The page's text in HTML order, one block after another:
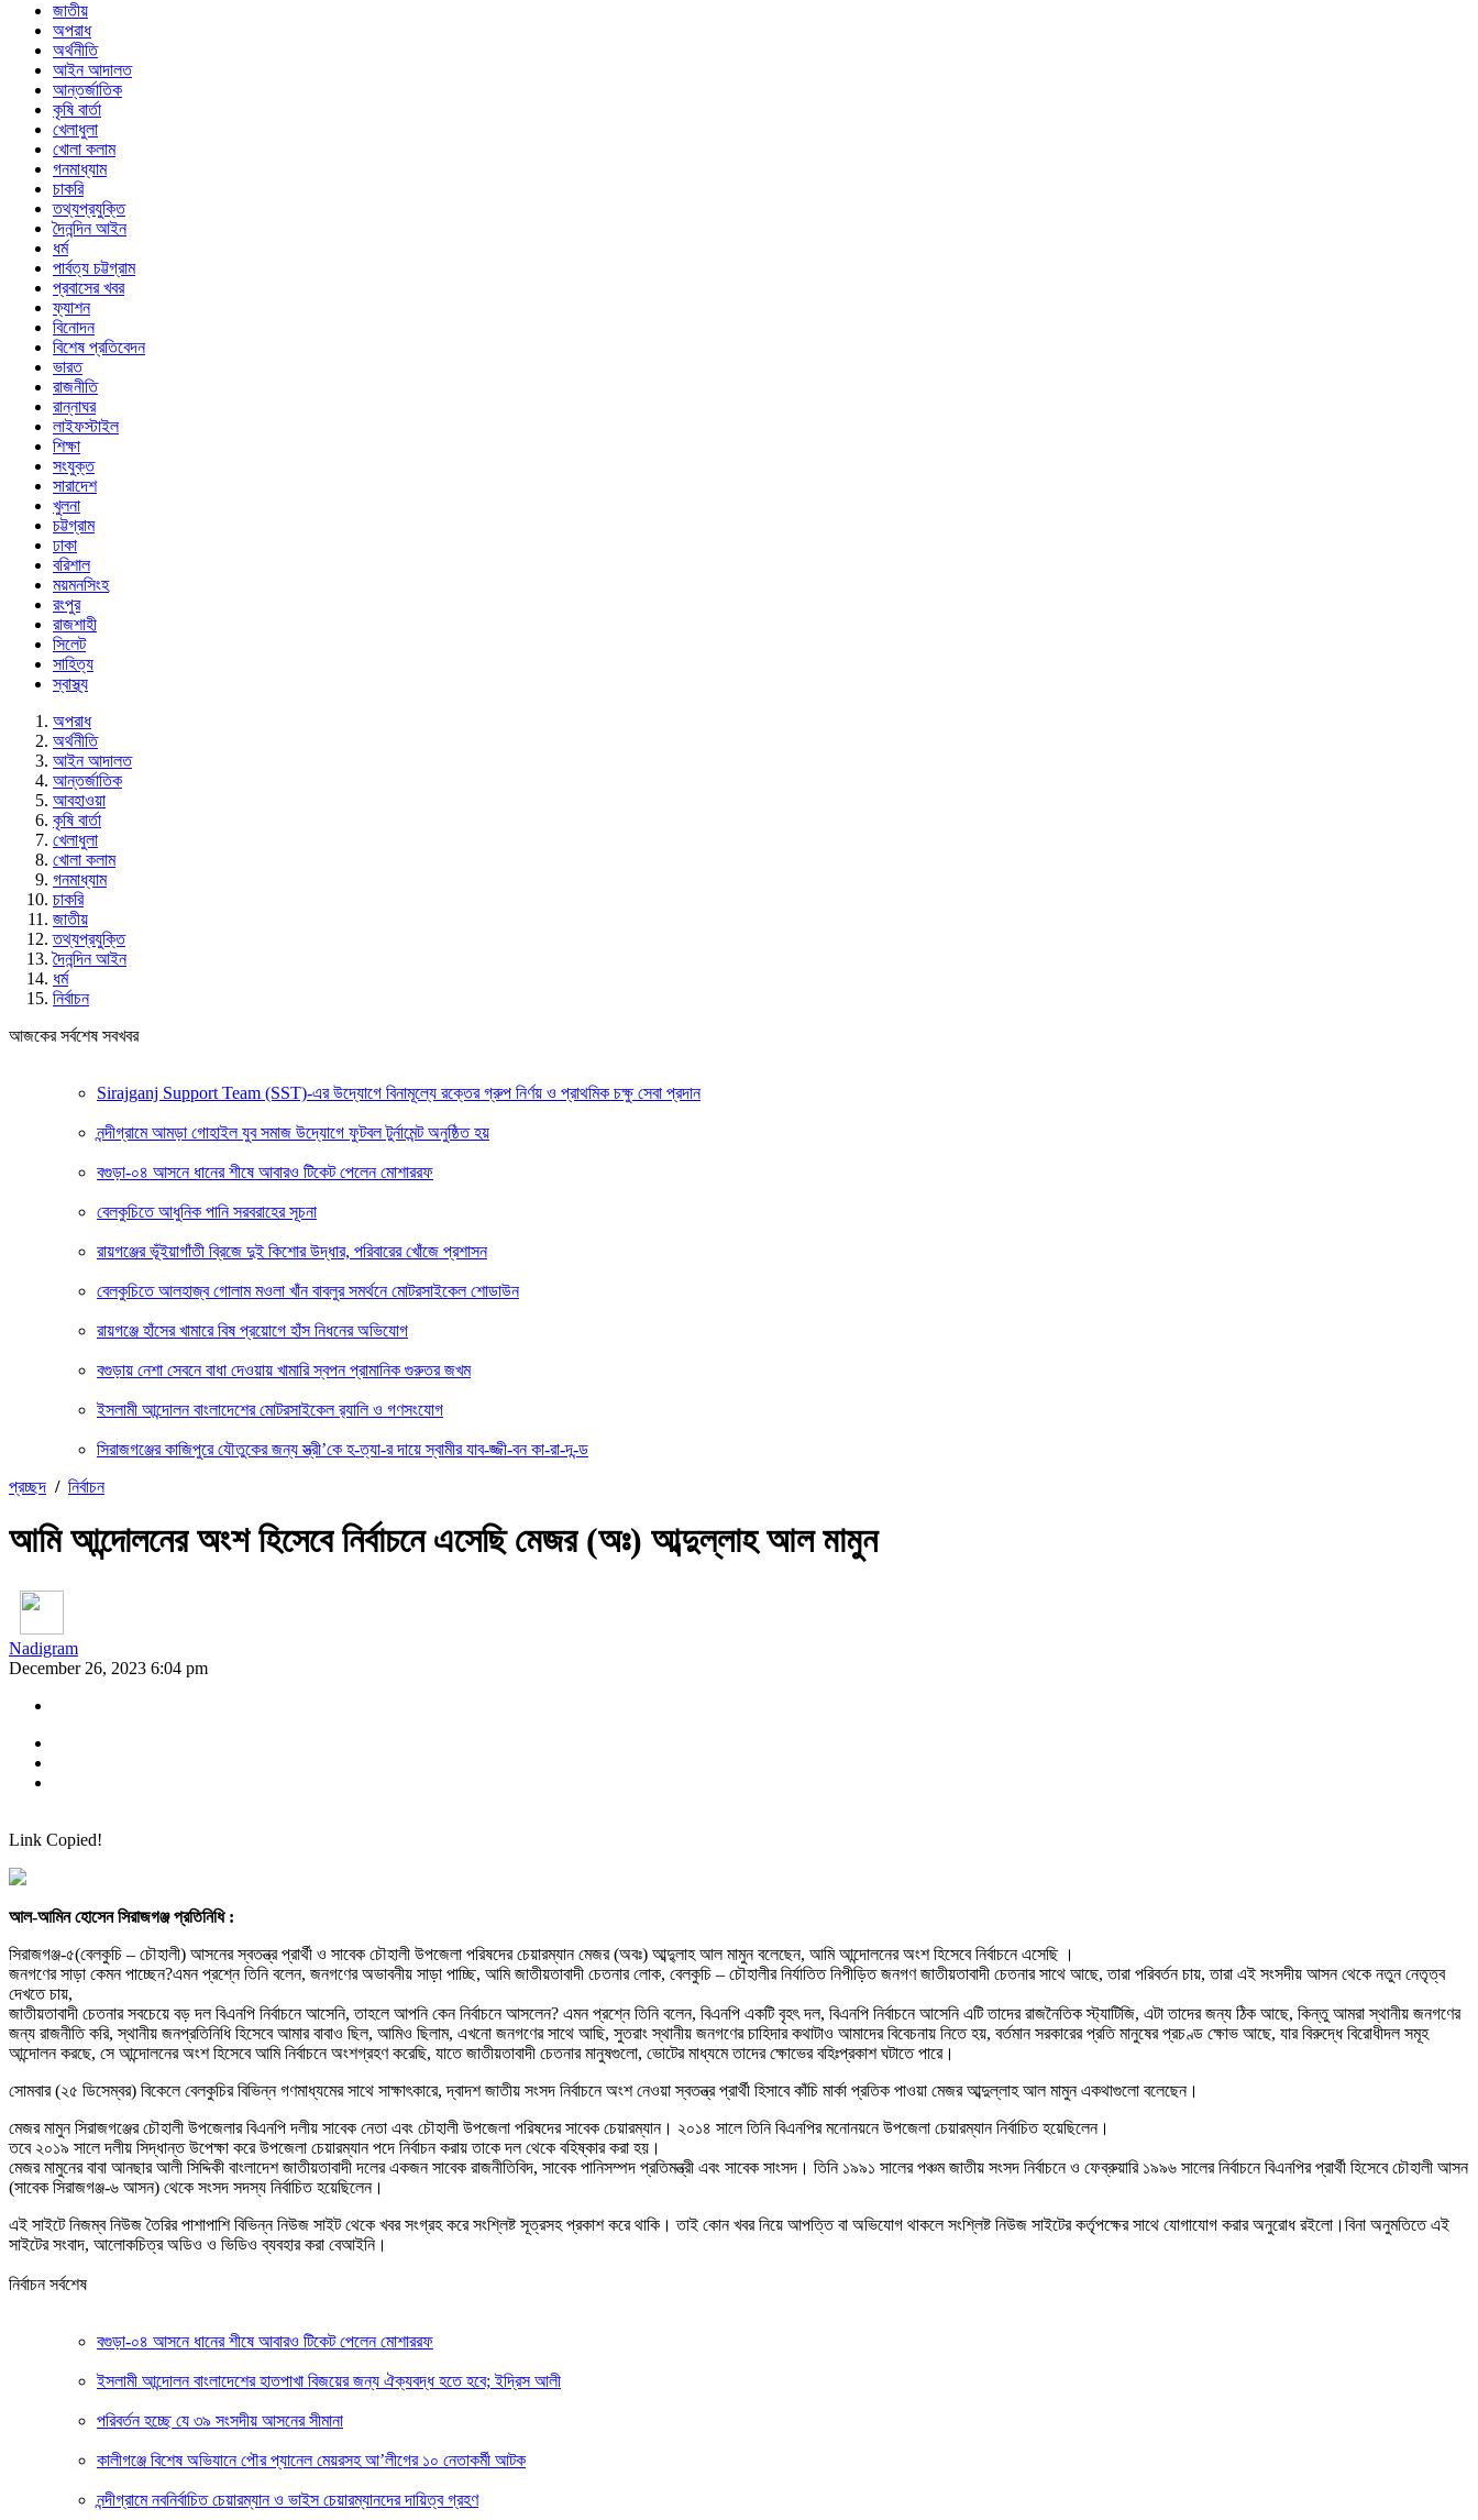
জাতীয়
অপরাধ
অর্থনীতি
আইন আদালত
আন্তর্জাতিক
কৃষি বার্তা
খেলাধুলা
খোলা কলাম
গনমাধ্যাম
চাকরি
তথ্যপ্রযুক্তি
দৈনন্দিন আইন
ধর্ম
পার্বত্য চট্টগ্রাম
প্রবাসের খবর
ফ্যাশন
বিনোদন
বিশেষ প্রতিবেদন
ভারত
রাজনীতি
রান্নাঘর
লাইফস্টাইল
শিক্ষা
সংযুক্ত
সারাদেশ
খুলনা
চট্টগ্রাম
ঢাকা
বরিশাল
ময়মনসিংহ
রংপুর
রাজশাহী
সিলেট
সাহিত্য
স্বাস্থ্য
অপরাধ
অর্থনীতি
আইন আদালত
আন্তর্জাতিক
আবহাওয়া
কৃষি বার্তা
খেলাধুলা
খোলা কলাম
গনমাধ্যাম
চাকরি
জাতীয়
তথ্যপ্রযুক্তি
দৈনন্দিন আইন
ধর্ম
নির্বাচন
আজকের সর্বশেষ সবখবর
Sirajganj Support Team (SST)-এর উদ্যোগে বিনামূল্যে রক্তের গ্রুপ নির্ণয় ও প্রাথমিক চক্ষু সেবা প্রদান
নন্দীগ্রামে আমড়া গোহাইল যুব সমাজ উদ্যোগে ফুটবল টুর্নামেন্ট অনুষ্ঠিত হয়
বগুড়া-০৪ আসনে ধানের শীষে আবারও টিকেট পেলেন মোশাররফ
বেলকুচিতে আধুনিক পানি সরবরাহের সূচনা
রায়গঞ্জের ভূঁইয়াগাঁতী ব্রিজে দুই কিশোর উদ্ধার, পরিবারের খোঁজে প্রশাসন
বেলকুচিতে আলহাজ্ব গোলাম মওলা খাঁন বাবলুর সমর্থনে মোটরসাইকেল শোডাউন
রায়গঞ্জে হাঁসের খামারে বিষ প্রয়োগে হাঁস নিধনের অভিযোগ
বগুড়ায় নেশা সেবনে বাধা দেওয়ায় খামারি স্বপন প্রামানিক গুরুতর জখম
ইসলামী আন্দোলন বাংলাদেশের মোটরসাইকেল র‍্যালি ও গণসংযোগ
সিরাজগঞ্জের কাজিপুরে যৌতুকের জন্য স্ত্রী’কে হ-ত্যা-র দায়ে স্বামীর যাব-জ্জী-বন কা-রা-দ-ন্ড
প্রচ্ছদ / নির্বাচন
আমি আন্দোলনের অংশ হিসেবে নির্বাচনে এসেছি মেজর (অঃ) আব্দুল্লাহ আল মামুন
Nadigram
December 26, 2023 6:04 pm
Link Copied!
আল-আমিন হোসেন সিরাজগঞ্জ প্রতিনিধি :
সিরাজগঞ্জ-৫(বেলকুচি – চৌহালী) আসনের স্বতন্ত্র প্রার্থী ও সাবেক চৌহালী উপজেলা পরিষদের চেয়ারম্যান মেজর (অবঃ) আব্দু্লাহ আল মামুন বলেছেন, আমি আন্দোলনের অংশ হিসেবে নির্বাচনে এসেছি ।
জনগণের সাড়া কেমন পাচ্ছেন?এমন প্রশ্নে তিনি বলেন, জনগণের অভাবনীয় সাড়া পাচ্ছি, আমি জাতীয়তাবাদী চেতনার লোক, বেলকুচি – চৌহালীর নির্যাতিত নিপীড়িত জনগণ জাতীয়তাবাদী চেতনার সাথে আছে, তারা পরিবর্তন চায়, তারা এই সংসদীয় আসন থেকে নতুন নেতৃত্ব
দেখতে চায়,
জাতীয়তাবাদী চেতনার সবচেয়ে বড় দল বিএনপি নির্বাচনে আসেনি, তাহলে আপনি কেন নির্বাচনে আসলেন? এমন প্রশ্নে তিনি বলেন, বিএনপি একটি বৃহৎ দল, বিএনপি নির্বাচনে আসেনি এটি তাদের রাজনৈতিক স্ট্যাটিজি, এটা তাদের জন্য ঠিক আছে, কিন্তু আমরা স্থানীয় জনগণের
জন্য রাজনীতি করি, স্থানীয় জনপ্রতিনিধি হিসেবে আমার বাবাও ছিল, আমিও ছিলাম, এখনো জনগণের সাথে আছি, সুতরাং স্থানীয় জনগণের চাহিদার কথাটাও আমাদের বিবেচনায় নিতে হয়, বর্তমান সরকারের প্রতি মানুষের প্রচণ্ড ক্ষোভ আছে, যার বিরুদ্ধে বিরোধীদল সমূহ
আন্দোলন করছে, সে আন্দোলনের অংশ হিসেবে আমি নির্বাচনে অংশগ্রহণ করেছি, যাতে জাতীয়তাবাদী চেতনার মানুষগুলো, ভোটের মাধ্যমে তাদের ক্ষোভের বহিঃপ্রকাশ ঘটাতে পারে।
সোমবার (২৫ ডিসেম্বর) বিকেলে বেলকুচির বিভিন্ন গণমাধ্যমের সাথে সাক্ষাৎকারে, দ্বাদশ জাতীয় সংসদ নির্বাচনে অংশ নেওয়া স্বতন্ত্র প্রার্থী হিসাবে কাঁচি মার্কা প্রতিক পাওয়া মেজর আব্দুল্লাহ আল মামুন একথাগুলো বলেছেন।
মেজর মামুন সিরাজগঞ্জের চৌহালী উপজেলার বিএনপি দলীয় সাবেক নেতা এবং চৌহালী উপজেলা পরিষদের সাবেক চেয়ারম্যান। ২০১৪ সালে তিনি বিএনপির মনোনয়নে উপজেলা চেয়ারম্যান নির্বাচিত হয়েছিলেন।
তবে ২০১৯ সালে দলীয় সিদ্ধান্ত উপেক্ষা করে উপজেলা চেয়ারম্যান পদে নির্বাচন করায় তাকে দল থেকে বহিষ্কার করা হয়।
মেজর মামুনের বাবা আনছার আলী সিদ্দিকী বাংলাদেশ জাতীয়তাবাদী দলের একজন সাবেক রাজনীতিবিদ, সাবেক পানিসম্পদ প্রতিমন্ত্রী এবং সাবেক সাংসদ। তিনি ১৯৯১ সালের পঞ্চম জাতীয় সংসদ নির্বাচনে ও ফেব্রুয়ারি ১৯৯৬ সালের নির্বাচনে বিএনপির প্রার্থী হিসেবে চৌহালী আসন
(সাবেক সিরাজগঞ্জ-৬ আসন) থেকে সংসদ সদস্য নির্বাচিত হয়েছিলেন।
এই সাইটে নিজম্ব নিউজ তৈরির পাশাপাশি বিভিন্ন নিউজ সাইট থেকে খবর সংগ্রহ করে সংশ্লিষ্ট সূত্রসহ প্রকাশ করে থাকি। তাই কোন খবর নিয়ে আপত্তি বা অভিযোগ থাকলে সংশ্লিষ্ট নিউজ সাইটের কর্তৃপক্ষের সাথে যোগাযোগ করার অনুরোধ রইলো।বিনা অনুমতিতে এই
সাইটের সংবাদ, আলোকচিত্র অডিও ও ভিডিও ব্যবহার করা বেআইনি।
নির্বাচন সর্বশেষ
বগুড়া-০৪ আসনে ধানের শীষে আবারও টিকেট পেলেন মোশাররফ
ইসলামী আন্দোলন বাংলাদেশের হাতপাখা বিজয়ের জন্য ঐক্যবদ্ধ হতে হবে; ইদ্রিস আলী
পরিবর্তন হচ্ছে যে ৩৯ সংসদীয় আসনের সীমানা
কালীগঞ্জে বিশেষ অভিযানে পৌর প্যানেল মেয়রসহ আ’লীগের ১০ নেতাকর্মী আটক
নন্দীগ্রামে নবনির্বাচিত চেয়ারম্যান ও ভাইস চেয়ারম্যানদের দায়িত্ব গ্রহণ